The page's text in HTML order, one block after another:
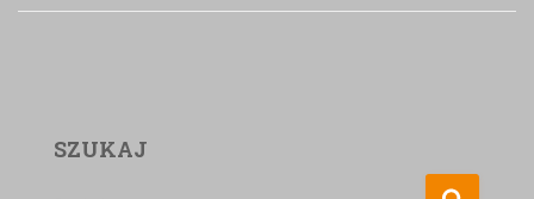
SZUKAJ